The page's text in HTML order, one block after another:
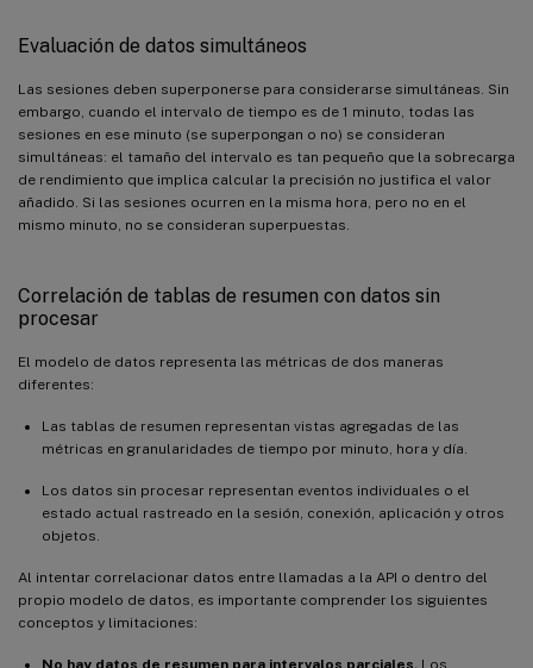
Evaluación de datos simultáneos
Las sesiones deben superponerse para considerarse simultáneas. Sin
embargo, cuando el intervalo de tiempo es de 1 minuto, todas las
sesiones en ese minuto (se superpongan o no) se consideran
simultáneas: el tamaño del intervalo es tan pequeño que la sobrecarga
de rendimiento que implica calcular la precisión no justifica el valor
añadido. Si las sesiones ocurren en la misma hora, pero no en el
mismo minuto, no se consideran superpuestas.
Correlación de tablas de resumen con datos sin
procesar
El modelo de datos representa las métricas de dos maneras
diferentes:
Las tablas de resumen representan vistas agregadas de las
métricas en granularidades de tiempo por minuto, hora y día.
Los datos sin procesar representan eventos individuales o el
estado actual rastreado en la sesión, conexión, aplicación y otros
objetos.
Al intentar correlacionar datos entre llamadas a la API o dentro del
propio modelo de datos, es importante comprender los siguientes
conceptos y limitaciones:
No hay datos de resumen para intervalos parciales. Los